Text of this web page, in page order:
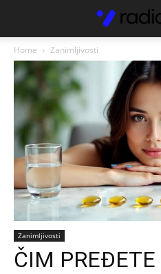
Home Zanimljivosti
Zanimljivosti
ČIM PREĐETE